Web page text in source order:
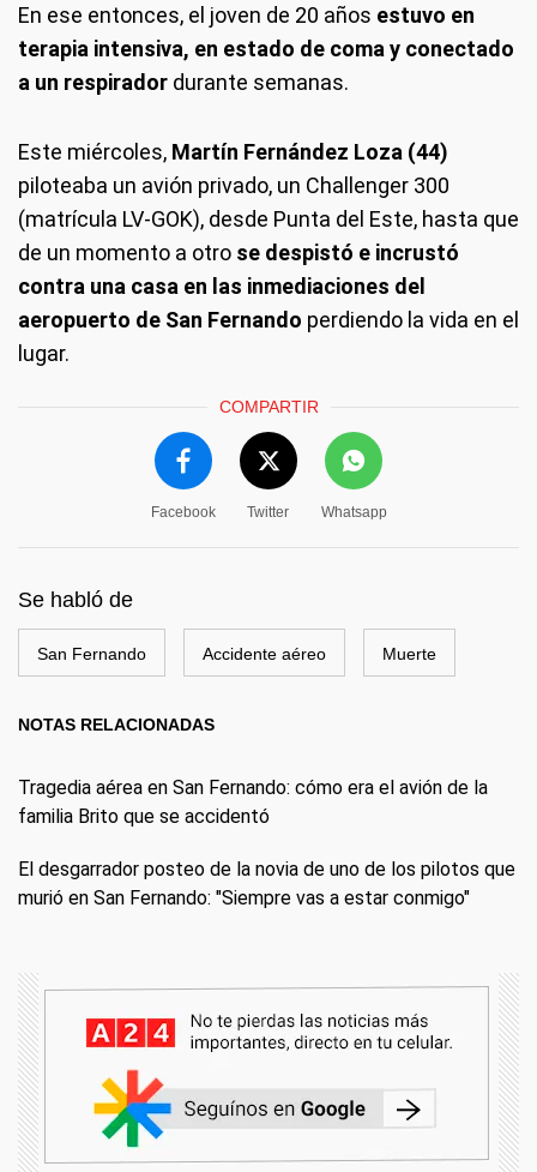
En ese entonces, el joven de 20 años estuvo en
terapia intensiva, en estado de coma y conectado
a un respirador durante semanas.
Este miércoles, Martín Fernández Loza (44)
piloteaba un avión privado, un Challenger 300
(matrícula LV-GOK), desde Punta del Este, hasta que
de un momento a otro se despistó e incrustó
contra una casa en las inmediaciones del
aeropuerto de San Fernando perdiendo la vida en el
lugar.
COMPARTIR
Facebook Twitter Whatsapp
Se habló de
San Fernando Accidente aéreo Muerte
NOTAS RELACIONADAS
Tragedia aérea en San Fernando: cómo era el avión de la
familia Brito que se accidentó
El desgarrador posteo de la novia de uno de los pilotos que
murió en San Fernando: "Siempre vas a estar conmigo"